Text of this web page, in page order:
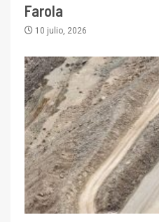
Farola
10 julio, 2026